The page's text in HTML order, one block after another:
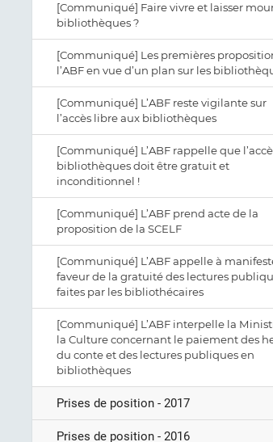
[Communiqué] Faire vivre et laisser
bibliothèques ?
[Communiqué] Les premières
l’ABF en vue d’un plan sur les
[Communiqué] L’ABF reste vigilante sur
l’accès libre aux bibliothèques
[Communiqué] L’ABF rappelle que
bibliothèques doit être gratuit et
inconditionnel !
[Communiqué] L’ABF prend acte de la
proposition de la SCELF
[Communiqué] L’ABF appelle à
faveur de la gratuité des lectures
faites par les bibliothécaires
[Communiqué] L’ABF interpelle la
la Culture concernant le paiement des
du conte et des lectures publiques en
bibliothèques
Prises de position - 2017
Prises de position - 2016